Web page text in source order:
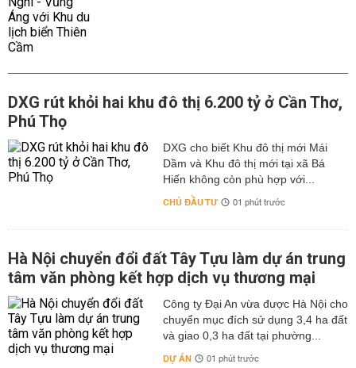
DXG rút khỏi hai khu đô thị 6.200 tỷ ở Cần Thơ,
Phú Thọ
DXG cho biết Khu đô thị mới Mái
Dầm và Khu đô thị mới tại xã Bá
Hiến không còn phù hợp với...
CHỦ ĐẦU TƯ 01 phút trước
Hà Nội chuyển đổi đất Tây Tựu làm dự án trung
tâm văn phòng kết hợp dịch vụ thương mại
Công ty Đại An vừa được Hà Nội cho
chuyển mục đích sử dụng 3,4 ha đất
và giao 0,3 ha đất tại phường...
DỰ ÁN 01 phút trước